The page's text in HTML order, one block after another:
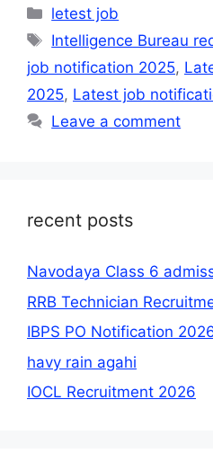
Categories
letest job
Tags
Intelligence Bureau
job notification 2025,
2025, Latest job
Leave a comment
recent posts
Navodaya Class 6
RRB Technician
IBPS PO Notification
havy rain agahi
IOCL Recruitment 2026